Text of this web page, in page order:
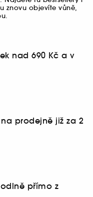
znovu objevíte vůně,
nad 690 Kč a v
prodejně již za 2
přímo z